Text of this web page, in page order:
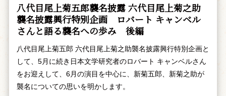
八代目尾上菊五郎襲名披露 六代目尾上菊之助
襲名披露興行特別企画 ――ロバート キャンベル
さんと語る襲名への歩み 後編
八代目尾上菊五郎 六代目尾上菊之助襲名披露興行特別企画と
して、5月に続き日本文学研究者のロバート キャンベルさん
をお迎えして、6月の演目を中心に、新菊五郎、新菊之助が
襲名についての思いを明かします。